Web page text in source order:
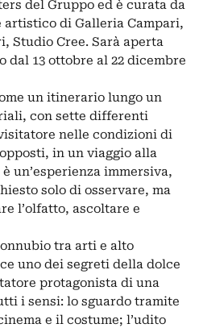
del Gruppo ed è curata da
di Galleria Campari,
Studio Cree. Sarà aperta
13 ottobre al 22 dicembre
un itinerario lungo un
con sette differenti
nelle condizioni di
in un viaggio alla
un’esperienza immersiva,
solo di osservare, ma
l’olfatto, ascoltare e
tra arti e alto
uno dei segreti della dolce
protagonista di una
i sensi: lo sguardo tramite
e il costume; l’udito